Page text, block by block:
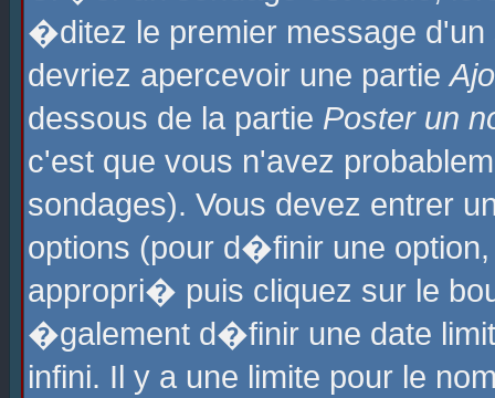
�ditez le premier message
devriez apercevoir une partie
dessous de la partie Poster un
c'est que vous n'avez
sondages). Vous devez entrer
options (pour d�finir une
appropri� puis cliquez sur le
�galement d�finir une date
infini. Il y a une limite pour le